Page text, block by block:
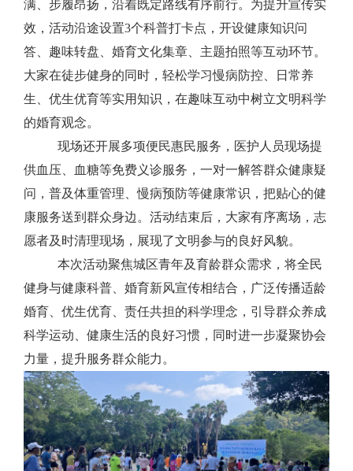
满、步履昂扬，沿着既定路线有序前行。为提升宣传实
效，活动沿途设置3个科普打卡点，开设健康知识问
答、趣味转盘、婚育文化集章、主题拍照等互动环节。
大家在徒步健身的同时，轻松学习慢病防控、日常养
生、优生优育等实用知识，在趣味互动中树立文明科学
的婚育观念。
现场还开展多项便民惠民服务，医护人员现场提
供血压、血糖等免费义诊服务，一对一解答群众健康疑
问，普及体重管理、慢病预防等健康常识，把贴心的健
康服务送到群众身边。活动结束后，大家有序离场，志
愿者及时清理现场，展现了文明参与的良好风貌。
本次活动聚焦城区青年及育龄群众需求，将全民
健身与健康科普、婚育新风宣传相结合，广泛传播适龄
婚育、优生优育、责任共担的科学理念，引导群众养成
科学运动、健康生活的良好习惯，同时进一步凝聚协会
力量，提升服务群众能力。